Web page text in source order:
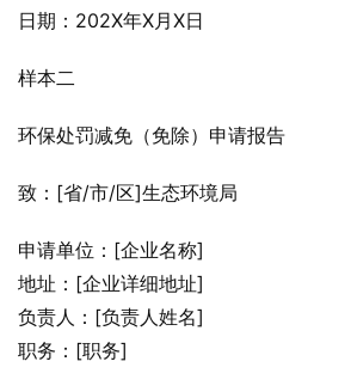
日期：202X年X月X日
样本二
环保处罚减免（免除）申请报告
致：[省/市/区]生态环境局
申请单位：[企业名称]
地址：[企业详细地址]
负责人：[负责人姓名]
职务：[职务]